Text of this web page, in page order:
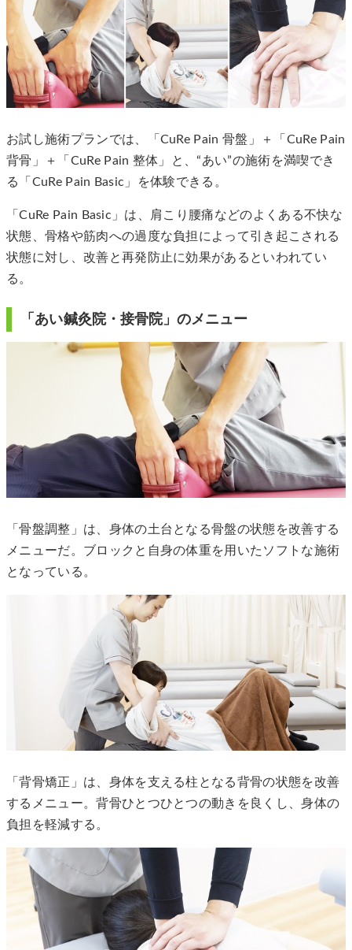
お試し施術プランでは、「CuRe Pain 骨盤」＋「CuRe Pain
背骨」＋「CuRe Pain 整体」と、“あい”の施術を満喫でき
る「CuRe Pain Basic」を体験できる。
「CuRe Pain Basic」は、肩こり腰痛などのよくある不快な
状態、骨格や筋肉への過度な負担によって引き起こされる
状態に対し、改善と再発防止に効果があるといわれてい
る。
「あい鍼灸院・接骨院」のメニュー
「骨盤調整」は、身体の土台となる骨盤の状態を改善する
メニューだ。ブロックと自身の体重を用いたソフトな施術
となっている。
「背骨矯正」は、身体を支える柱となる背骨の状態を改善
するメニュー。背骨ひとつひとつの動きを良くし、身体の
負担を軽減する。